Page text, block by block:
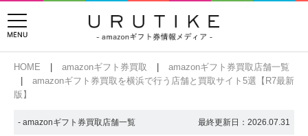
HOME amazonギフト券買取
amazonギフト券買取店舗一覧
amazonギフト券買取を横浜で行う店舗と買取サイト5選【R7最新
版】
- amazonギフト券買取店舗一覧 最終更新日： 2026.07.31